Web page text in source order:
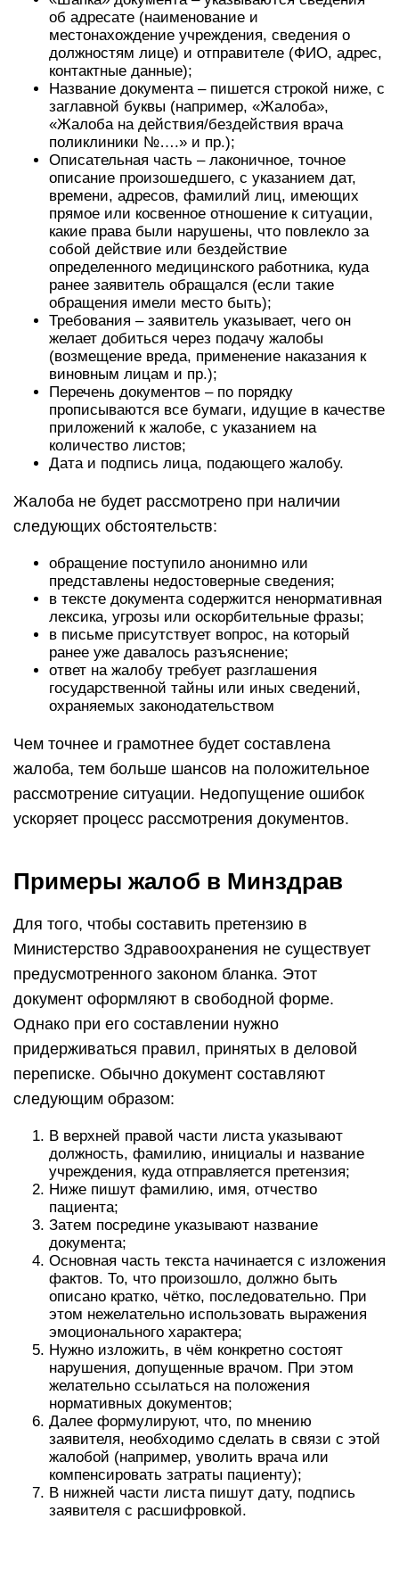
об адресате (наименование и
местонахождение учреждения, сведения о
должностям лице) и отправителе (ФИО, адрес,
контактные данные);
Название документа – пишется строкой ниже, с
заглавной буквы (например, «Жалоба»,
«Жалоба на действия/бездействия врача
поликлиники №….» и пр.);
Описательная часть – лаконичное, точное
описание произошедшего, с указанием дат,
времени, адресов, фамилий лиц, имеющих
прямое или косвенное отношение к ситуации,
какие права были нарушены, что повлекло за
собой действие или бездействие
определенного медицинского работника, куда
ранее заявитель обращался (если такие
обращения имели место быть);
Требования – заявитель указывает, чего он
желает добиться через подачу жалобы
(возмещение вреда, применение наказания к
виновным лицам и пр.);
Перечень документов – по порядку
прописываются все бумаги, идущие в качестве
приложений к жалобе, с указанием на
количество листов;
Дата и подпись лица, подающего жалобу.
Жалоба не будет рассмотрено при наличии
следующих обстоятельств:
обращение поступило анонимно или
представлены недостоверные сведения;
в тексте документа содержится ненормативная
лексика, угрозы или оскорбительные фразы;
в письме присутствует вопрос, на который
ранее уже давалось разъяснение;
ответ на жалобу требует разглашения
государственной тайны или иных сведений,
охраняемых законодательством
Чем точнее и грамотнее будет составлена
жалоба, тем больше шансов на положительное
рассмотрение ситуации. Недопущение ошибок
ускоряет процесс рассмотрения документов.
Примеры жалоб в Минздрав
Для того, чтобы составить претензию в
Министерство Здравоохранения не существует
предусмотренного законом бланка. Этот
документ оформляют в свободной форме.
Однако при его составлении нужно
придерживаться правил, принятых в деловой
переписке. Обычно документ составляют
следующим образом:
В верхней правой части листа указывают
должность, фамилию, инициалы и название
учреждения, куда отправляется претензия;
Ниже пишут фамилию, имя, отчество
пациента;
Затем посредине указывают название
документа;
Основная часть текста начинается с изложения
фактов. То, что произошло, должно быть
описано кратко, чётко, последовательно. При
этом нежелательно использовать выражения
эмоционального характера;
Нужно изложить, в чём конкретно состоят
нарушения, допущенные врачом. При этом
желательно ссылаться на положения
нормативных документов;
Далее формулируют, что, по мнению
заявителя, необходимо сделать в связи с этой
жалобой (например, уволить врача или
компенсировать затраты пациенту);
В нижней части листа пишут дату, подпись
заявителя с расшифровкой.